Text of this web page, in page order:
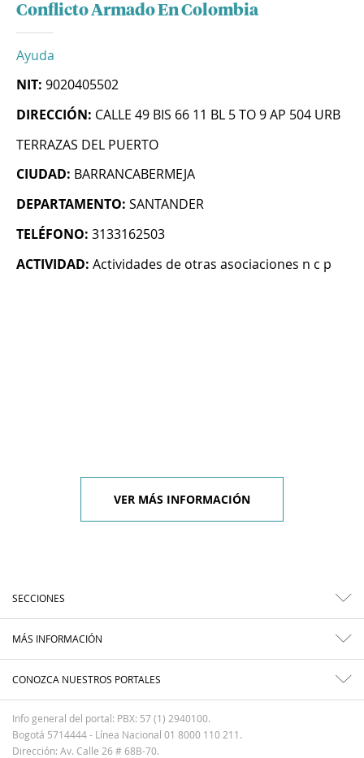
Conflicto Armado En Colombia
Ayuda
NIT: 9020405502
DIRECCIÓN: CALLE 49 BIS 66 11 BL 5 TO 9 AP 504 URB
TERRAZAS DEL PUERTO
CIUDAD: BARRANCABERMEJA
DEPARTAMENTO: SANTANDER
TELÉFONO: 3133162503
ACTIVIDAD: Actividades de otras asociaciones n c p
VER MÁS INFORMACIÓN
SECCIONES
MÁS INFORMACIÓN
CONOZCA NUESTROS PORTALES
Info general del portal: PBX: 57 (1) 2940100.
Bogotá 5714444 - Línea Nacional 01 8000 110 211.
Dirección: Av. Calle 26 # 68B-70.